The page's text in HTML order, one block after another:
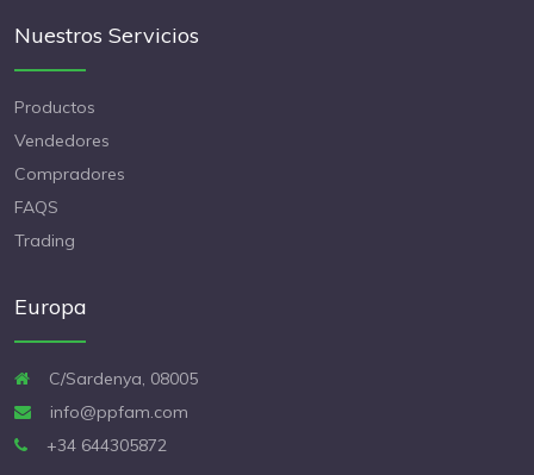
Nuestros Servicios
Productos
Vendedores
Compradores
FAQS
Trading
Europa
C/Sardenya, 08005
info@ppfam.com
+34 644305872